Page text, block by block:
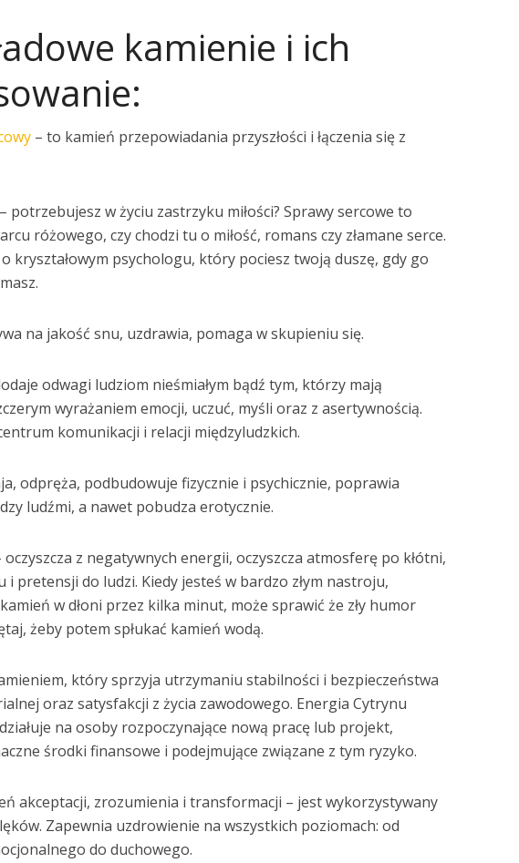
kamienie i ich
– to kamień przepowiadania przyszłości i łączenia się z
– potrzebujesz w życiu zastrzyku miłości? Sprawy sercowe to
różowego, czy chodzi tu o miłość, romans czy złamane serce.
kryształowym psychologu, który pociesz twoją duszę, gdy go
na jakość snu, uzdrawia, pomaga w skupieniu się.
odwagi ludziom nieśmiałym bądź tym, którzy mają
wyrażaniem emocji, uczuć, myśli oraz z asertywnością.
komunikacji i relacji międzyludzkich.
odpręża, podbudowuje fizycznie i psychicznie, poprawia
ludźmi, a nawet pobudza erotycznie.
oczyszcza z negatywnych energii, oczyszcza atmosferę po kłótni,
i pretensji do ludzi. Kiedy jesteś w bardzo złym nastroju,
w dłoni przez kilka minut, może sprawić że zły humor
żeby potem spłukać kamień wodą.
który sprzyja utrzymaniu stabilności i bezpieczeństwa
oraz satysfakcji z życia zawodowego. Energia Cytrynu
na osoby rozpoczynające nową pracę lub projekt,
środki finansowe i podejmujące związane z tym ryzyko.
akceptacji, zrozumienia i transformacji – jest wykorzystywany
Zapewnia uzdrowienie na wszystkich poziomach: od
do duchowego.